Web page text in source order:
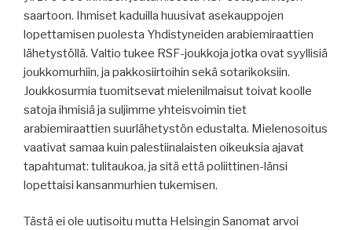
saartoon. Ihmiset kaduilla huusivat asekauppojen
lopettamisen puolesta Yhdistyneiden arabiemiraattien
lähetystöllä. Valtio tukee RSF-joukkoja jotka ovat syyllisiä
joukkomurhiin, ja pakkosiirtoihin sekä sotarikoksiin.
Joukkosurmia tuomitsevat mielenilmaisut toivat koolle
satoja ihmisiä ja suljimme yhteisvoimin tiet
arabiemiraattien suurlähetystön edustalta. Mielenosoitus
vaativat samaa kuin palestiinalaisten oikeuksia ajavat
tapahtumat: tulitaukoa, ja sitä että poliittinen-länsi
lopettaisi kansanmurhien tukemisen.
Tästä ei ole uutisoitu mutta Helsingin Sanomat arvoi